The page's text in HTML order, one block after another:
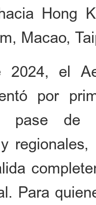
Hong
Macao,
2024, el
por
pase de
Para